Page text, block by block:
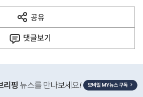
공유
열
기
댓글보기